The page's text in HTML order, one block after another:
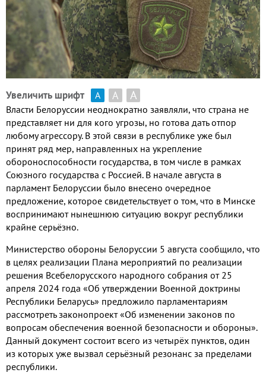
Увеличить шрифт А А А
Власти Белоруссии неоднократно заявляли, что страна не
представляет ни для кого угрозы, но готова дать отпор
любому агрессору. В этой связи в республике уже был
принят ряд мер, направленных на укрепление
обороноспособности государства, в том числе в рамках
Союзного государства с Россией. В начале августа в
парламент Белоруссии было внесено очередное
предложение, которое свидетельствует о том, что в Минске
воспринимают нынешнюю ситуацию вокруг республики
крайне серьёзно.
Министерство обороны Белоруссии 5 августа сообщило, что
в целях реализации Плана мероприятий по реализации
решения Всебелорусского народного собрания от 25
апреля 2024 года «Об утверждении Военной доктрины
Республики Беларусь» предложило парламентариям
рассмотреть законопроект «Об изменении законов по
вопросам обеспечения военной безопасности и обороны».
Данный документ состоит всего из четырёх пунктов, один
из которых уже вызвал серьёзный резонанс за пределами
республики.